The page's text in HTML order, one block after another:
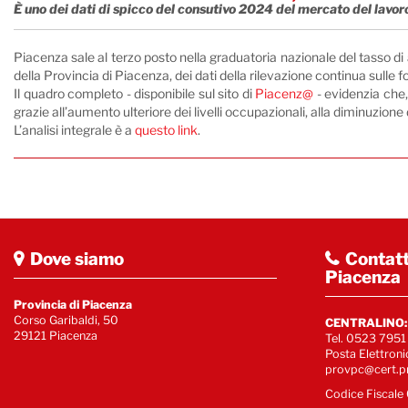
È uno dei dati di spicco del consutivo 2024 del mercato del
Piacenza sale al terzo posto nella graduatoria nazionale del tasso
della Provincia di Piacenza, dei dati della rilevazione continua sulle
Il quadro completo - disponibile sul sito di Piacenz@ - evidenzia
grazie all’aumento ulteriore dei livelli occupazionali, alla
L’analisi integrale è a questo link.
Dove siamo
Provincia di Piacenza
Corso Garibaldi, 50
29121 Piacenza
Piacenza
CENTRALINO:
Tel. 0523 7951
Posta
Codice